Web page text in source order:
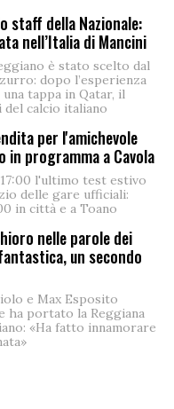
staff della Nazionale:
nell’Italia di Mancini
è stato scelto dal
dopo l’esperienza
tappa in Qatar, il
del calcio italiano
per l'amichevole
in programma a Cavola
l'ultimo test estivo
delle gare ufficiali:
in città e a Toano
nelle parole dei
un secondo
e Max Esposito
ha portato la Reggiana
«Ha fatto innamorare